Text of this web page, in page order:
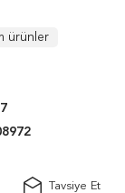
ürünler
Tavsiye Et